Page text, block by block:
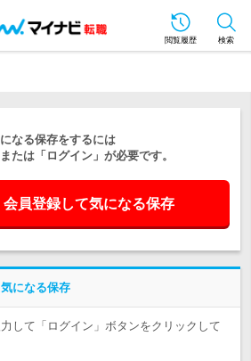
閲覧履歴 検索
なる保存をするには
たは「ログイン」が必要です。
会員登録して気になる保存
になる保存
して「ログイン」ボタンをクリックして